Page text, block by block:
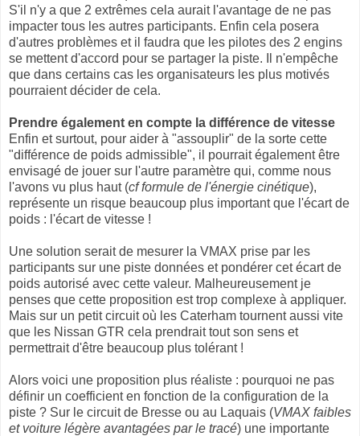
S'il n'y a que 2 extrêmes cela aurait l'avantage de ne pas
impacter tous les autres participants. Enfin cela posera
d'autres problèmes et il faudra que les pilotes des 2 engins
se mettent d'accord pour se partager la piste. Il n'empêche
que dans certains cas les organisateurs les plus motivés
pourraient décider de cela.
Prendre également en compte la différence de vitesse
Enfin et surtout, pour aider à "assouplir" de la sorte cette
"différence de poids admissible", il pourrait également être
envisagé de jouer sur l'autre paramètre qui, comme nous
l'avons vu plus haut (cf formule de l'énergie cinétique),
représente un risque beaucoup plus important que l'écart de
poids : l'écart de vitesse !
Une solution serait de mesurer la VMAX prise par les
participants sur une piste données et pondérer cet écart de
poids autorisé avec cette valeur. Malheureusement je
penses que cette proposition est trop complexe à appliquer.
Mais sur un petit circuit où les Caterham tournent aussi vite
que les Nissan GTR cela prendrait tout son sens et
permettrait d'être beaucoup plus tolérant !
Alors voici une proposition plus réaliste : pourquoi ne pas
définir un coefficient en fonction de la configuration de la
piste ? Sur le circuit de Bresse ou au Laquais (VMAX faibles
et voiture légère avantagées par le tracé) une importante